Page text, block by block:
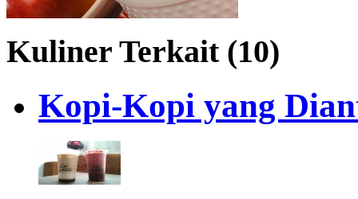
Kuliner Terkait (10)
Kopi-Kopi yang